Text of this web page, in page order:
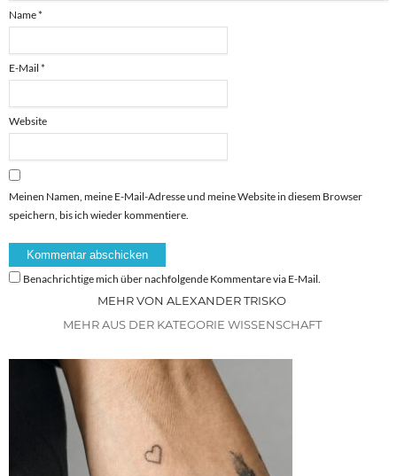
Name*
E-Mail *
Website
Meinen Namen, meine E-Mail-Adresse und meine Website in diesem Browser
speichern, bis ich wieder kommentiere.
Benachrichtige mich über nachfolgende Kommentare via E-Mail.
MEHR VON ALEXANDER TRISKO
MEHR AUS DER KATEGORIE WISSENSCHAFT